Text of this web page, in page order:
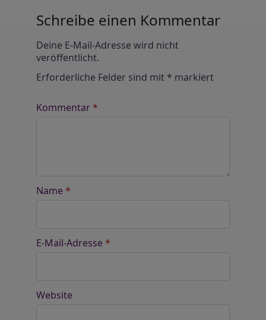
Schreibe einen Kommentar
Deine E-Mail-Adresse wird nicht
veröffentlicht.
Erforderliche Felder sind mit* markiert
Kommentar*
Name *
E-Mail-Adresse *
Website